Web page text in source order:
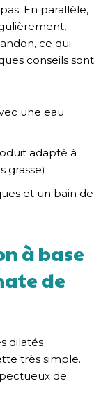
En parallèle,
ce qui
conseils sont
une eau
adapté à
grasse)
et un bain de
à base
de
dilatés
très simple.
de